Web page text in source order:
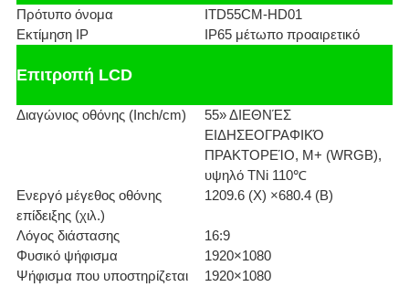
Πρότυπο όνομα
ITD55CM-HD01
Εκτίμηση IP
IP65 μέτωπο προαιρετικό
Επιτροπή LCD
Διαγώνιος οθόνης (Inch/cm)
55» ΔΙΕΘΝΈΣ
ΕΙΔΗΣΕΟΓΡΑΦΙΚΌ
ΠΡΑΚΤΟΡΕΊΟ, M+ (WRGB),
υψηλό TNi 110℃
Ενεργό μέγεθος οθόνης
επίδειξης (χιλ.)
1209.6 (Χ) ×680.4 (Β)
Λόγος διάστασης
16:9
Φυσικό ψήφισμα
1920×1080
Ψήφισμα που υποστηρίζεται
1920×1080